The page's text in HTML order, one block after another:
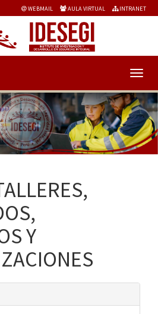
WEBMAIL AULA VIRTUAL INTRANET
Y